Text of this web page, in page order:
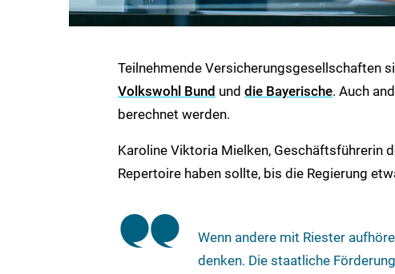
Teilnehmende Versicherungsgesellschaften
Volkswohl Bund und die Bayerische. Auch
berechnet werden.
Karoline Viktoria Mielken, Geschäftsführerin
Repertoire haben sollte, bis die Regierung
Wenn andere mit Riester
denken. Die staatliche